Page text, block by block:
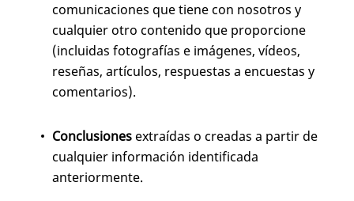
comunicaciones que tiene con nosotros y
cualquier otro contenido que proporcione
(incluidas fotografías e imágenes, vídeos,
reseñas, artículos, respuestas a encuestas y
comentarios).
Conclusiones extraídas o creadas a partir de
cualquier información identificada
anteriormente.